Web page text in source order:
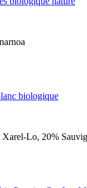
biologique
Lo, 20%